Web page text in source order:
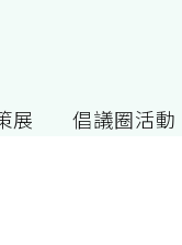
展 倡議圈活動